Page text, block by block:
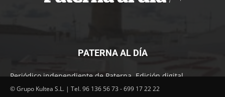
PATERNA AL DÍA
Periódico independiente de Paterna. Edición digital.
Encuentra cada mes en tu punto habitual nuestra edición
© Grupo Kultea S.L. | Tel. 96 136 56 73 - 699 17 22 22